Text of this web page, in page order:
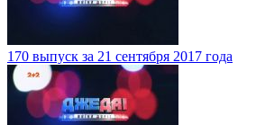
170 выпуск за 21 сентября 2017 года